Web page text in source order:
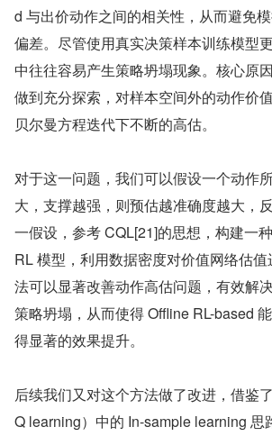
d 与出价动作之间的相关性，从而避免
偏差。尽管使用真实决策样本训练模型
中往往容易产生策略坍塌现象。核心原
做到充分探索，对样本空间外的动作价
贝尔曼方程迭代下不断的高估。
对于这一问题，我们可以假设一个动作
大，支撑越强，则预估越准确度越大，
一假设，参考 CQL[21]的思想，构建一
RL 模型，利用数据密度对价值网络估
法可以显著改善动作高估问题，有效解
策略坍塌，从而使得 Offline RL-based
得显著的效果提升。
后续我们又对这个方法做了改进，借鉴
Q learning）中的 In-sample learning 思